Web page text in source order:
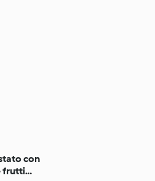
con
frutti